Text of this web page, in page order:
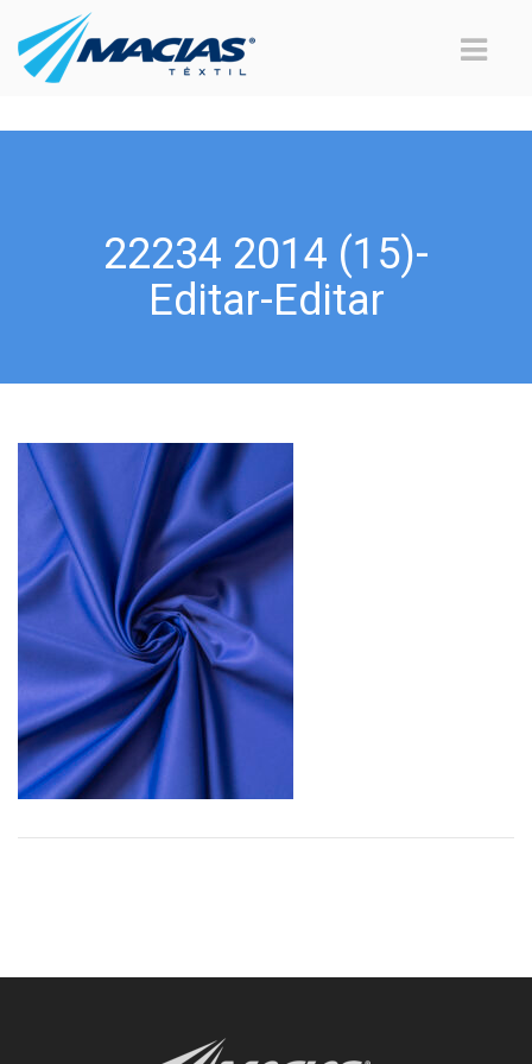
22234 2014 (15)-
Editar-Editar